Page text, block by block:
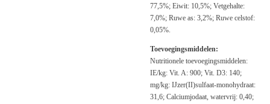
77,5%; Eiwit: 10,5%; Vetgehalte:
7,0%; Ruwe as: 3,2%; Ruwe celstof:
0,05%.
Toevoegingsmiddelen:
Nutritionele toevoegingsmiddelen:
IE/kg: Vit. A: 900; Vit. D3: 140;
mg/kg: IJzer(II)sulfaat-monohydraat:
31,6; Calciumjodaat, watervrij: 0,40;